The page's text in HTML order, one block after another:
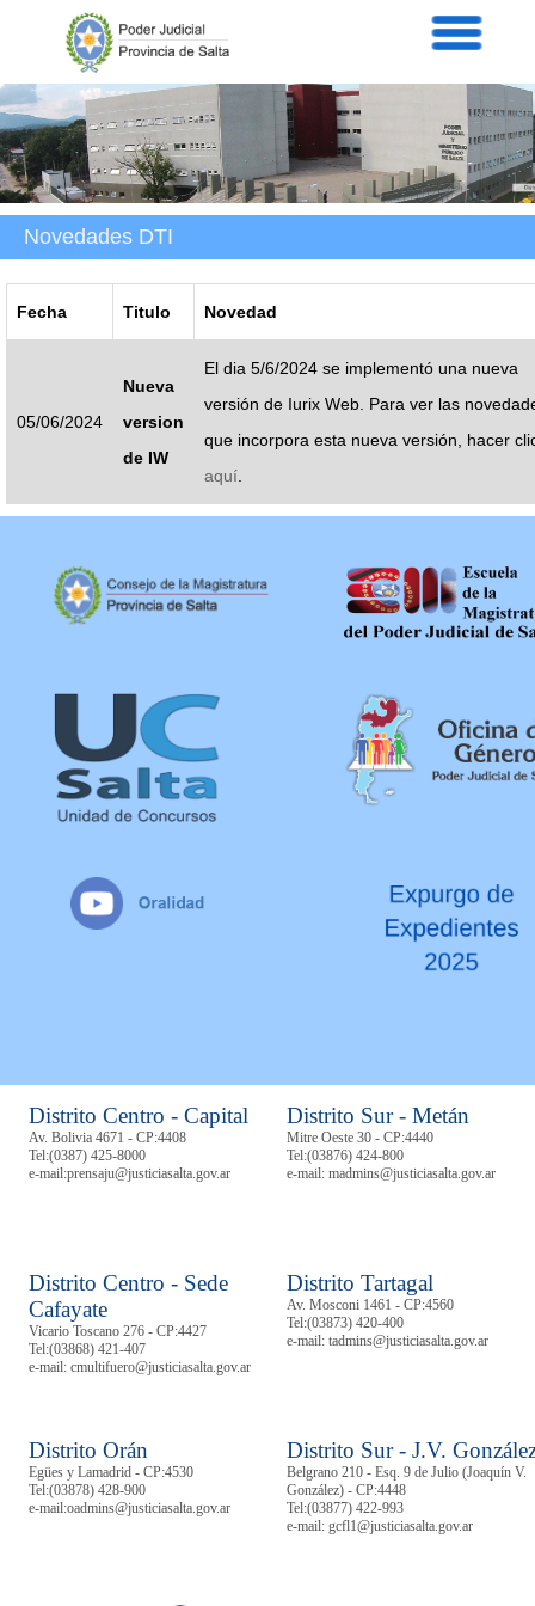
Servicios
Prensa
Intranet
Contacto
Novedades DTI
Fecha Titulo Novedad
05/06/2024
Nueva
version
de IW
El dia 5/6/2024 se implementó una nueva
versión de Iurix Web. Para ver las
que incorpora esta nueva versión, hacer
aquí.
Distrito Centro - Capital
Av. Bolivia 4671 - CP:4408
Tel:(0387) 425-8000
e-mail:prensaju@justiciasalta.gov.ar
Distrito Sur - Metán
Mitre Oeste 30 - CP:4440
Tel:(03876) 424-800
e-mail: madmins@justiciasalta.gov.ar
Distrito Centro - Sede
Cafayate
Vicario Toscano 276 - CP:4427
Tel:(03868) 421-407
e-mail: cmultifuero@justiciasalta.gov.ar
Distrito Tartagal
Av. Mosconi 1461 - CP:4560
Tel:(03873) 420-400
e-mail: tadmins@justiciasalta.gov.ar
Distrito Orán
Egües y Lamadrid - CP:4530
Tel:(03878) 428-900
e-mail:oadmins@justiciasalta.gov.ar
Distrito Sur - J.V.
Belgrano 210 - Esq. 9 de Julio (Joaquín V.
González) - CP:4448
Tel:(03877) 422-993
e-mail: gcfl1@justiciasalta.gov.ar